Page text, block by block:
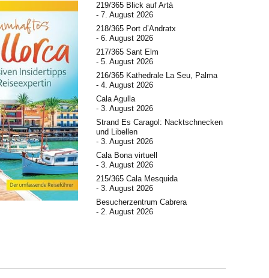
219/365 Blick auf Artà
7. August 2026
218/365 Port d’Andratx
6. August 2026
217/365 Sant Elm
5. August 2026
216/365 Kathedrale La Seu, Palma
4. August 2026
Cala Agulla
3. August 2026
Strand Es Caragol: Nacktschnecken
und Libellen
3. August 2026
Cala Bona virtuell
3. August 2026
215/365 Cala Mesquida
3. August 2026
Besucherzentrum Cabrera
2. August 2026